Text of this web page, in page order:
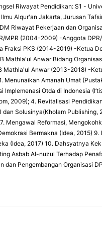
Riwayat Pendidikan: S1 -
Alqur'an Jakarta, Jurusan
Riwayat Pekerjaan dan
MPR (2004-2009) -Anggota
PKS (2014-2019) -Ketua
Mathla'ul Anwar Bidang
Mathla'ul Anwar (2013-2018) -
Menunaikan Amanah Umat
Implemenasi Otda di Indonesia
2009); 4. Revitalisasi
Solusinya(Kholam Publishing,
Mengawal Reformasi,
Bermakna (Idea, 2015) 9.
(Idea, 2017) 10. Dahsyatnya
Asbab Al-nuzul Terhadap
dan Pengembangan Organisasi